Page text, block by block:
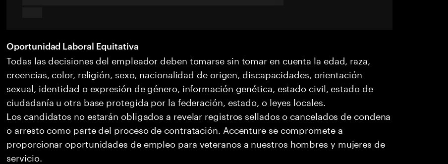
Oportunidad Laboral Equitativa
Todas las decisiones del empleador deben tomarse sin tomar en cuenta la edad, raza,
creencias, color, religión, sexo, nacionalidad de origen, discapacidades, orientación
sexual, identidad o expresión de género, información genética, estado civil, estado de
ciudadanía u otra base protegida por la federación, estado, o leyes locales.
Los candidatos no estarán obligados a revelar registros sellados o cancelados de condena
o arresto como parte del proceso de contratación. Accenture se compromete a
proporcionar oportunidades de empleo para veteranos a nuestros hombres y mujeres de
servicio.